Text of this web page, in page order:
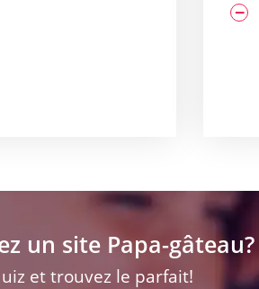
un site Papa-gâteau?
et trouvez le parfait!